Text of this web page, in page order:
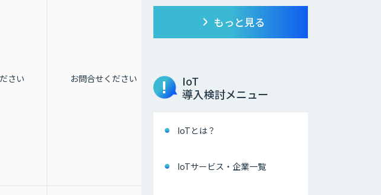
さい お問合せください お問合せください
標準価格：￥1,500,000
もっと見る
IoT
導入検討メニュー
IoTとは？
IoTサービス・企業一覧